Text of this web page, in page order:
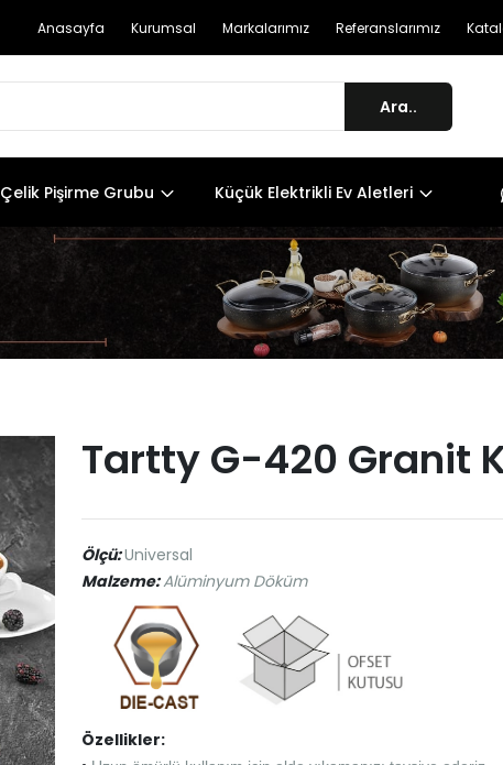
Anasayfa Kurumsal Markalarımız Referanslarımız
Ara..
Çelik Pişirme Grubu Küçük Elektrikli Ev Aletleri
Tartty G-420 Granit
Ölçü:Universal
Malzeme:Alüminyum Döküm
Özellikler: